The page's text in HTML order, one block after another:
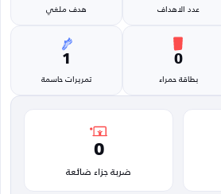
عدد الاهداف هدف ملغي
0
بطاقة حمراء
1
تمريرات حاسمة
0
ضربة جزاء ضائعة